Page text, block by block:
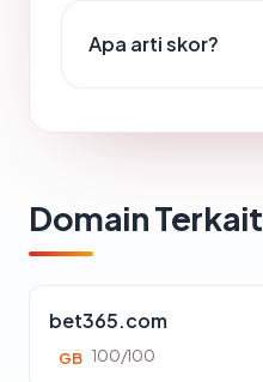
Apa arti skor?
Domain Terkait
bet365.com
GB 100/100